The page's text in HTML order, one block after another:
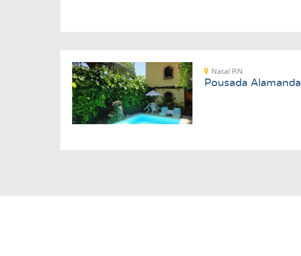
Natal RN
Pousada Alamanda